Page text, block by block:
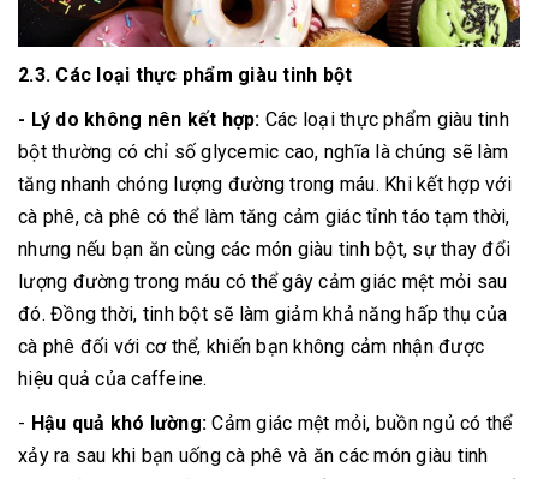
2.3. Các loại thực phẩm giàu tinh bột
- Lý do không nên kết hợp: Các loại thực phẩm giàu tinh
bột thường có chỉ số glycemic cao, nghĩa là chúng sẽ làm
tăng nhanh chóng lượng đường trong máu. Khi kết hợp với
cà phê, cà phê có thể làm tăng cảm giác tỉnh táo tạm thời,
nhưng nếu bạn ăn cùng các món giàu tinh bột, sự thay đổi
lượng đường trong máu có thể gây cảm giác mệt mỏi sau
đó. Đồng thời, tinh bột sẽ làm giảm khả năng hấp thụ của
cà phê đối với cơ thể, khiến bạn không cảm nhận được
hiệu quả của caffeine.
- Hậu quả khó lường: Cảm giác mệt mỏi, buồn ngủ có thể
xảy ra sau khi bạn uống cà phê và ăn các món giàu tinh